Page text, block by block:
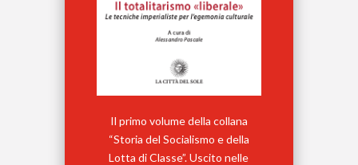
Il primo volume della collana
“Storia del Socialismo e della
Lotta di Classe”. Uscito nelle